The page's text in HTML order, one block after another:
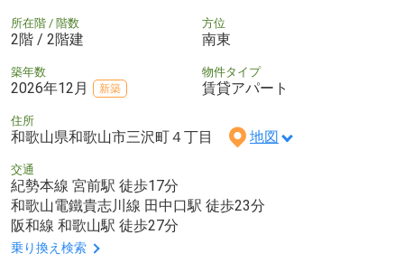
所在階 / 階数
2階 / 2階建
方位
南東
築年数
2026年12月 新築
物件タイプ
賃貸アパート
住所
和歌山県和歌山市三沢町４丁目 地図
交通
紀勢本線 宮前駅 徒歩17分
和歌山電鐵貴志川線 田中口駅 徒歩23分
阪和線 和歌山駅 徒歩27分
乗り換え検索